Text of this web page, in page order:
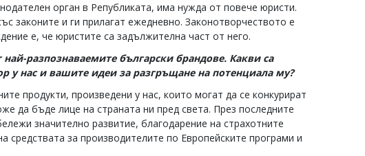
орган в Републиката, има нужда от повече юристи.
законите и ги прилагат ежедневно. Законотворчеството е
е, че юристите са задължителна част от него.
разпознаваемите български брандове. Какви са
у нас и вашите идеи за разгръщане на потенциала му?
продукти, произведени у нас, които могат да се конкурират
да бъде лице на страната ни пред света. През последните
значително развитие, благодарение на страхотните
средствата за производителите по Европейските програми и